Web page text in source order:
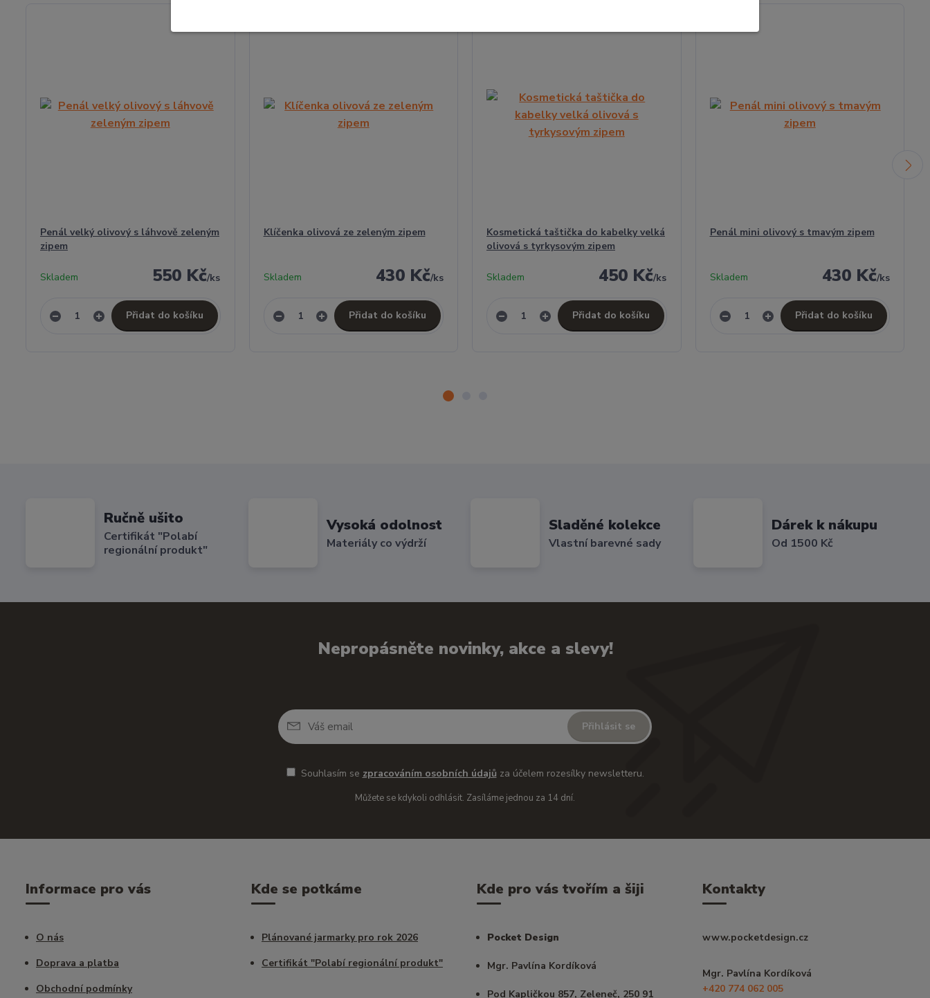
Penál velký olivový s láhvově zeleným
zipem
550 Kč/ks
Skladem
Přidat do košíku
Klíčenka olivová ze zeleným zipem
430 Kč/ks
Skladem
Přidat do košíku
Kosmetická taštička do kabelky velká
olivová s tyrkysovým zipem
450 Kč/ks
Skladem
Přidat do košíku
Penál mini olivový s tmavým zipem
430 Kč/ks
Skladem
Přidat do košíku
Ručně ušito
Certifikát "Polabí
regionální produkt"
Vysoká odolnost
Materiály co výdrží
Sladěné kolekce
Vlastní barevné sady
Dárek k nákupu
Od 1500 Kč
Nepropásněte novinky, akce a slevy!
Přihlásit se
Souhlasím se zpracováním osobních údajů za účelem rozesílky newsletteru.
Můžete se kdykoli odhlásit. Zasíláme jednou za 14 dní.
Informace pro vás
O nás
Doprava a platba
Obchodní podmínky
Kde se potkáme
Plánované jarmarky pro rok 2026
Certifikát "Polabí regionální produkt"
Kde pro vás tvořím a šiji
Pocket Design
Mgr. Pavlína Kordíková
Pod Kapličkou 857, Zeleneč, 250 91
Kontakty
www.pocketdesign.cz
Mgr. Pavlína Kordíková
+420 774 062 005